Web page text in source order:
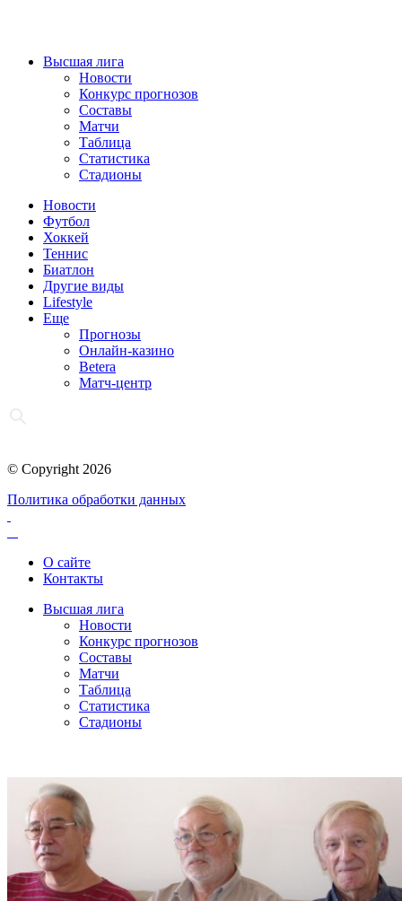
Высшая лига
Новости
Конкурс прогнозов
Составы
Матчи
Таблица
Статистика
Стадионы
Новости
Футбол
Хоккей
Теннис
Биатлон
Другие виды
Lifestyle
Еще
Прогнозы
Онлайн-казино
Betera
Матч-центр
© Copyright 2026
Политика обработки данных
О сайте
Контакты
Высшая лига
Новости
Конкурс прогнозов
Составы
Матчи
Таблица
Статистика
Стадионы